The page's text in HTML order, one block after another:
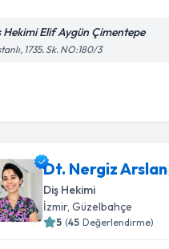
Hekimi Elif Aygün Çimentepe
1735. Sk. NO:180/3
Dt. Nergiz Arslan
Diş Hekimi
İzmir, Güzelbahçe
5 (45 Değerlendirme)